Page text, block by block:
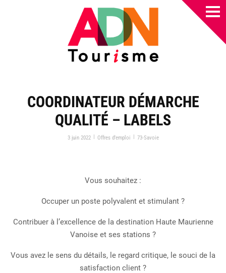
COORDINATEUR DÉMARCHE
QUALITÉ – LABELS
3 juin 2022 | Offres d’emploi | 73-Savoie
Vous souhaitez :
Occuper un poste polyvalent et stimulant ?
Contribuer à l’excellence de la destination Haute Maurienne
Vanoise et ses stations ?
Vous avez le sens du détails, le regard critique, le souci de la
satisfaction client ?